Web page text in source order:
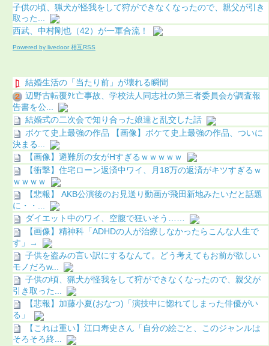
子供の頃、猟犬が怪我をして狩ができなくなったので、親父が引き
取った...
西武、中村剛也（42）が一軍合流！
Powered by livedoor 相互RSS
結婚生活の「当たり前」が壊れる瞬間
辺野古転覆ﾀﾋ亡事故、学校法人同志社の第三者委員会が調査報
告書を公...
結婚式の二次会で知り合った娘達と乱交した話
ボケて史上最強の作品 【画像】ボケて史上最強の作品、ついに
決まる...
【画像】避難所の女がHすぎるｗｗｗｗｗ
【衝撃】住宅ローン返済中ワイ、月18万の返済がキツすぎるｗ
ｗｗｗｗ
【悲報】 AKB公演後のお見送り動画が飛田新地みたいだと話題
に・・...
ダイエット中のワイ、空腹で狂いそう……
【画像】精神科「ADHDの人が治療しなかったらこんな人生で
す」→
子供を盗みの言い訳にするなんて。どう考えてもお前が欲しい
モノだろw...
子供の頃、猟犬が怪我をして狩ができなくなったので、親父が
引き取った...
【悲報】加藤小夏(おなつ)「演技中に惚れてしまった俳優がい
る」
【これは重い】江口寿史さん「自分の絵ごと、このジャンルは
そろそろ終...